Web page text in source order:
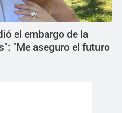
el embargo de la
"Me aseguro el futuro